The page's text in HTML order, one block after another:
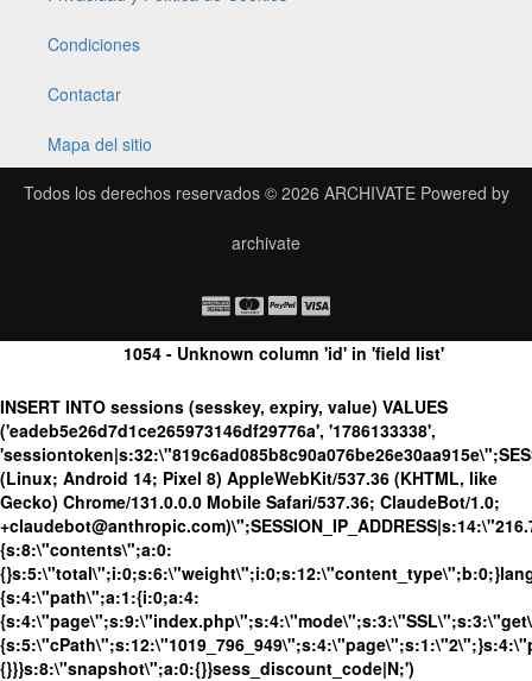
Condiciones
Contactar
Mapa del sitio
Todos los derechos reservados © 2026 ARCHIVATEPowered by
archivate
1054 - Unknown column 'id' in 'field list'
INSERT INTO sessions (sesskey, expiry, value) VALUES
('eadeb5e26d7d1ce265973146df29776a', '1786133338',
(Linux; Android 14; Pixel 8) AppleWebKit/537.36 (KHTML, like
Gecko) Chrome/131.0.0.0 Mobile Safari/537.36; ClaudeBot/1.0;
{s:8:\"contents\";a:0:
{s:4:\"path\";a:1:{i:0;a:4:
{}}}s:8:\"snapshot\";a:0:{}}sess_discount_code|N;')